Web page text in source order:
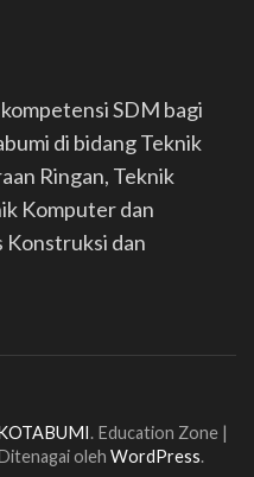
SDM bagi
di bidang Teknik
Ringan, Teknik
Komputer dan
Konstruksi dan
. Education Zone |
oleh WordPress.